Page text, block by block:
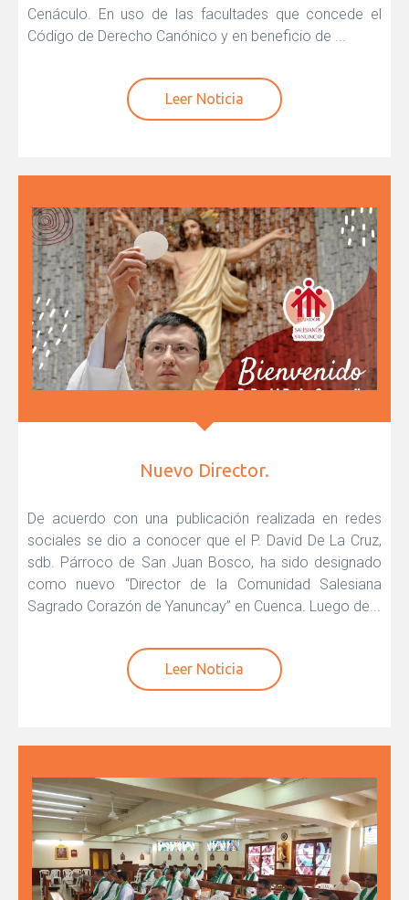
Cenáculo. En uso de las facultades que concede el
Código de Derecho Canónico y en beneficio de ...
Leer Noticia
Nuevo Director.
De acuerdo con una publicación realizada en redes
sociales se dio a conocer que el P. David De La Cruz,
sdb. Párroco de San Juan Bosco, ha sido designado
como nuevo “Director de la Comunidad Salesiana
Sagrado Corazón de Yanuncay” en Cuenca. Luego de...
Leer Noticia